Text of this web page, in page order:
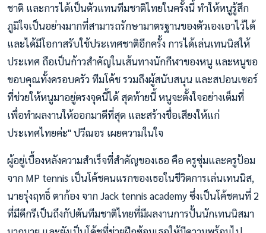
ชาติ และการได้เป็นตัวแทนทีมชาติไทยในครั้งนี้ ทำให้หนูรู้สึก
ภูมิใจเป็นอย่างมากที่สามารถรักษามาตรฐานของตัวเองเอาไว้ได้
และได้มีโอกาสรับใช้ประเทศชาติอีกครั้ง การได้เล่นเทนนิสให้
ประเทศ ถือเป็นก้าวสำคัญในเส้นทางนักกีฬาของหนู และหนูขอ
ขอบคุณทั้งครอบครัว ทีมโค้ช รวมถึงผู้สนับสนุน และสปอนเซอร์
ที่ช่วยให้หนูมาอยู่ตรงจุดนี้ได้ สุดท้ายนี้ หนูจะตั้งใจอย่างเต็มที่
เพื่อทำผลงานให้ออกมาดีที่สุด และสร้างชื่อเสียงให้แก่
ประเทศไทยค่ะ" ปวีณอร เผยความในใจ
ผู้อยู่เบื้องหลังความสำเร็จที่สำคัญของเธอ คือ ครูซุ่มและครูป้อม
จาก MP tennis เป็นโค้ชคนแรกของเธอในชีวิตการเล่นเทนนิส,
นายรุ่งฤทธิ์ ตาก้อง จาก Jack tennis academy ซึ่งเป็นโค้ชคนที่ 2
ที่มีดีกรีเป็นถึงกัปตันทีมชาติไทยที่มีผลงานการปั้นนักเทนนิสมา